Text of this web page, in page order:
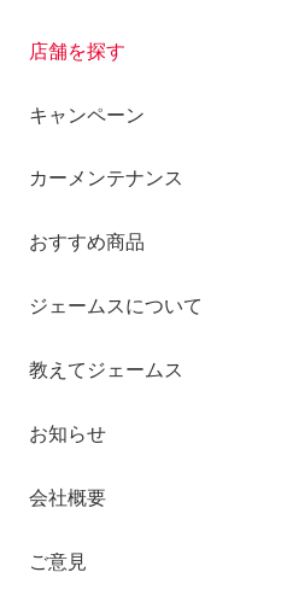
店舗を探す
キャンペーン
カーメンテナンス
おすすめ商品
ジェームスについて
教えてジェームス
お知らせ
会社概要
ご意見